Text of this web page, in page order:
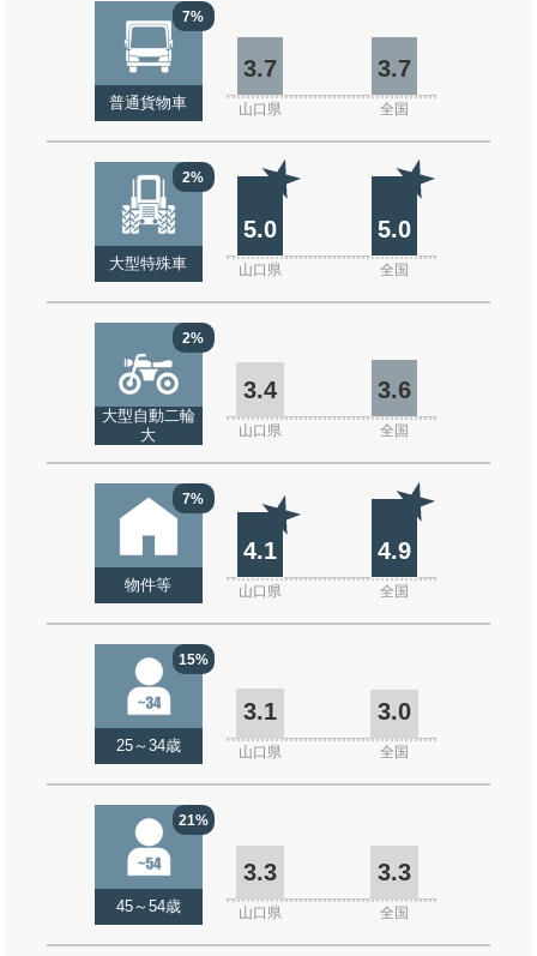
7%
普通貨物車
3.7 3.7
山口県 全国
2%
大型特殊車
5.0 5.0
山口県 全国
2%
大型自動二輪
大
3.4 3.6
山口県 全国
7%
物件等
4.1 4.9
山口県 全国
15%
25～34歳
3.1 3.0
山口県 全国
21%
45～54歳
3.3 3.3
山口県 全国